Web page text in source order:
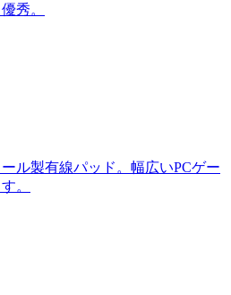
秀。
ル製有線パッド。幅広いPCゲー
。